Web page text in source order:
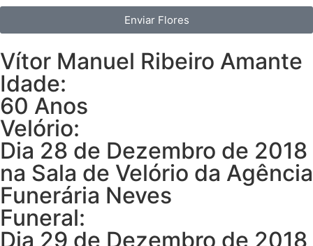
Enviar Flores
Vítor Manuel Ribeiro Amante
Idade:
60 Anos
Velório:
Dia 28 de Dezembro de 2018
na Sala de Velório da Agência
Funerária Neves
Funeral:
Dia 29 de Dezembro de 2018